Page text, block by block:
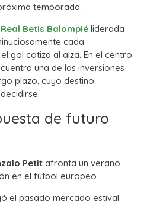
temporada.
Real Betis Balompié liderada
cada
gol cotiza al alza. En el centro
una de las inversiones
plazo, cuyo destino
de futuro
Petit afronta un verano
en el fútbol europeo.
el pasado mercado estival